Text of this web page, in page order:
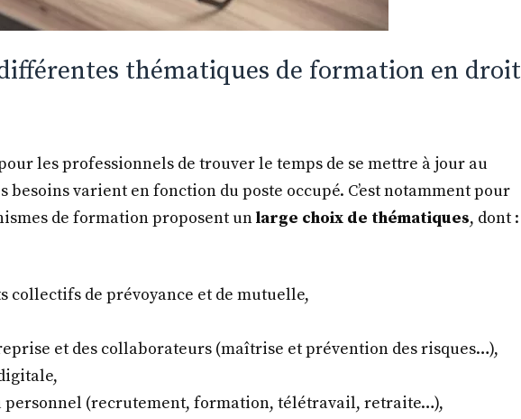
thématiques de formation en droit
les professionnels de trouver le temps de se mettre à jour au
varient en fonction du poste occupé. C’est notamment pour
de formation proposent unlarge choix de thématiques, dont :
collectifs de prévoyance et de mutuelle,
et des collaborateurs (maîtrise et prévention des risques…),
personnel (recrutement, formation, télétravail, retraite…),